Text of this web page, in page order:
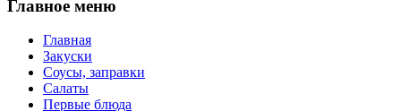
Главное меню
Главная
Закуски
Соусы, заправки
Салаты
Первые блюда